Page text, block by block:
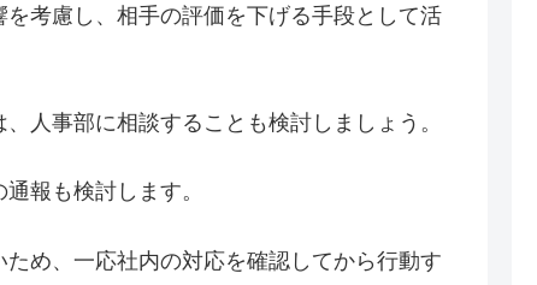
考慮し、相手の評価を下げる手段として活
人事部に相談することも検討しましょう。
報も検討します。
め、一応社内の対応を確認してから行動す